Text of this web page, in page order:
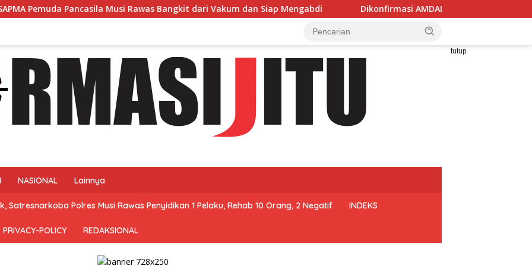
Musi Rawas Bangkit dari Vakum dan Siap Mengabdi Dikonfirmasi AMDAL PT SKM Justru Dibalas Jawaban
tutup
NASIONAL Lainnya
Satresnarkoba Polres Musi Rawas Penyidikan 1 Pelaku, Rehab 10 Orang, 2 Negatif INDEKS
PRIVACY-POLICY REDAKSIONAL